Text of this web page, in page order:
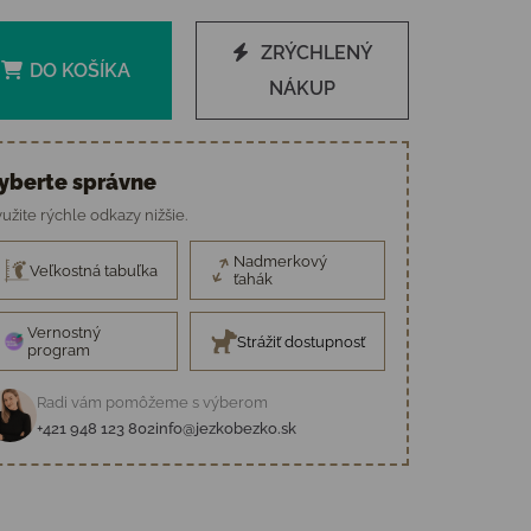
DO KOŠÍKA
ZRÝCHLENÝ
NÁKUP
správne
rýchle odkazy nižšie.
Veľkostná tabuľka
Nadmerkový
ťahák
Vernostný
program
Strážiť dostupnosť
Radi vám pomôžeme s výberom
+421 948 123 802info@jezkobezko.sk